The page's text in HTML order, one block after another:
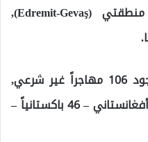
الطريق السريع الواصل بين منطقتي (Edremit-Gevaş),
وأثناء تفتيش الشاحنة تبين وجود 106 مهاجراً غير شرعي,
وكانت جنسياتهم كـ التالي: 55 أفغانستاني – 46 باكستانياً –